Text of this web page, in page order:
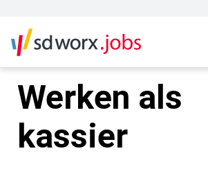
Werken als
kassier